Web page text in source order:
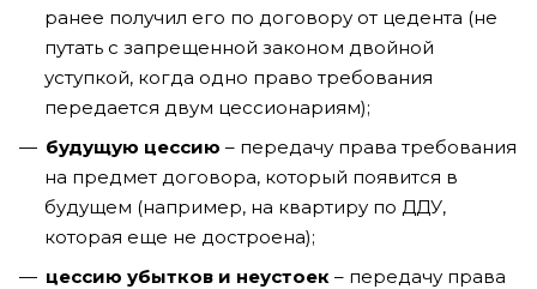
ранее получил его по договору от цедента (не
путать с запрещенной законом двойной
уступкой, когда одно право требования
передается двум цессионариям);
будущую цессию – передачу права требования
на предмет договора, который появится в
будущем (например, на квартиру по ДДУ,
которая еще не достроена);
цессию убытков и неустоек – передачу права